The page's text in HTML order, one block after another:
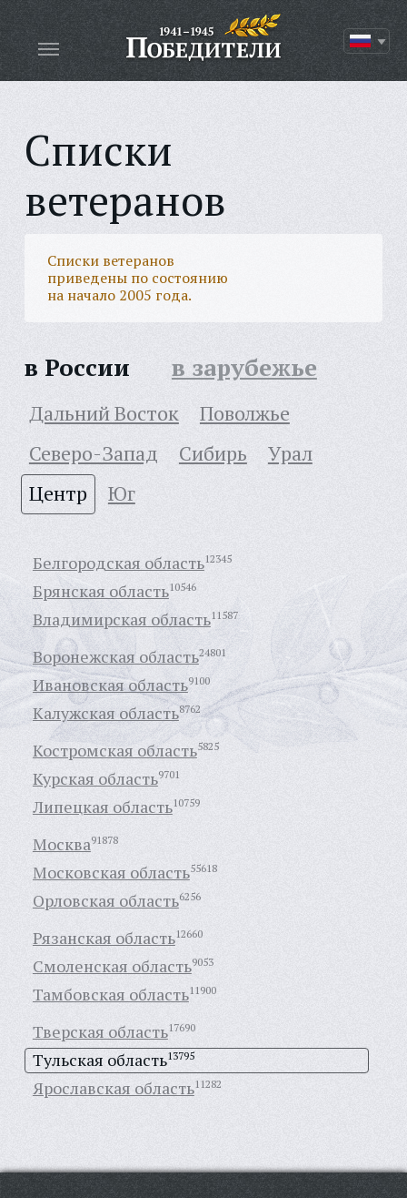
Списки
ветеранов
Списки ветеранов
приведены по состоянию
на начало 2005 года.
в России в зарубежье
Дальний Восток
Поволжье
Северо-Запад
Сибирь
Урал
Центр
Юг
Белгородская область12345
Брянская область10546
Владимирская область11587
Воронежская область24801
Ивановская область9100
Калужская область8762
Костромская область5825
Курская область9701
Липецкая область10759
Москва91878
Московская область55618
Орловская область6256
Рязанская область12660
Смоленская область9053
Тамбовская область11900
Тверская область17690
Тульская область13795
Ярославская область11282